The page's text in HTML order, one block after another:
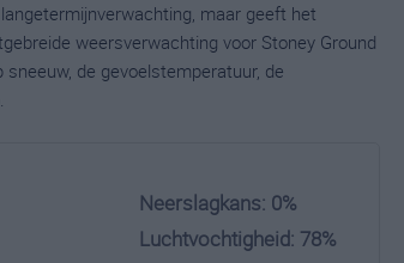
maar geeft het
weersverwachting voor Stoney Ground
de gevoelstemperatuur, de
Neerslagkans: 0%
Luchtvochtigheid: 78%